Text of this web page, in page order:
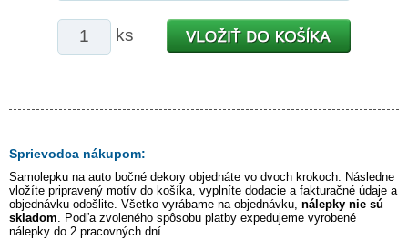
ks
Sprievodca nákupom:
Samolepku na auto bočné dekory objednáte vo dvoch krokoch. Následne
vložíte pripravený motív do košíka, vyplníte dodacie a fakturačné údaje a
objednávku odošlite. Všetko vyrábame na objednávku, nálepky nie sú
skladom. Podľa zvoleného spôsobu platby expedujeme vyrobené
nálepky do 2 pracovných dní.